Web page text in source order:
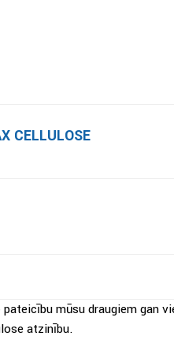
CELLULOSE
mūsu draugiem gan
atzinību.